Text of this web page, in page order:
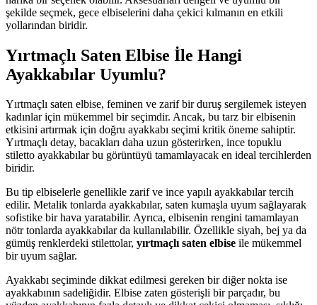
şekilde seçmek, gece elbiselerini daha çekici kılmanın en etkili
yollarından biridir.
Yırtmaçlı Saten Elbise İle Hangi
Ayakkabılar Uyumlu?
Yırtmaçlı saten elbise, feminen ve zarif bir duruş sergilemek isteyen
kadınlar için mükemmel bir seçimdir. Ancak, bu tarz bir elbisenin
etkisini artırmak için doğru ayakkabı seçimi kritik öneme sahiptir.
Yırtmaçlı detay, bacakları daha uzun gösterirken, ince topuklu
stiletto ayakkabılar bu görüntüyü tamamlayacak en ideal tercihlerden
biridir.
Bu tip elbiselerle genellikle zarif ve ince yapılı ayakkabılar tercih
edilir. Metalik tonlarda ayakkabılar, saten kumaşla uyum sağlayarak
sofistike bir hava yaratabilir. Ayrıca, elbisenin rengini tamamlayan
nötr tonlarda ayakkabılar da kullanılabilir. Özellikle siyah, bej ya da
gümüş renklerdeki stilettolar, yırtmaçlı saten elbise ile mükemmel
bir uyum sağlar.
Ayakkabı seçiminde dikkat edilmesi gereken bir diğer nokta ise
ayakkabının sadeliğidir. Elbise zaten gösterişli bir parçadır, bu